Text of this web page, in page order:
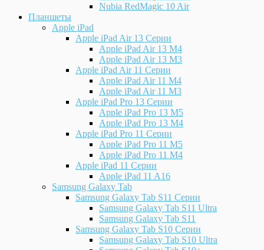
Nubia RedMagic 10 Air
Планшеты
Apple iPad
Apple iPad Air 13 Серии
Apple iPad Air 13 M4
Apple iPad Air 13 M3
Apple iPad Air 11 Серии
Apple iPad Air 11 M4
Apple iPad Air 11 M3
Apple iPad Pro 13 Серии
Apple iPad Pro 13 M5
Apple iPad Pro 13 M4
Apple iPad Pro 11 Серии
Apple iPad Pro 11 M5
Apple iPad Pro 11 M4
Apple iPad 11 Серии
Apple iPad 11 A16
Samsung Galaxy Tab
Samsung Galaxy Tab S11 Серии
Samsung Galaxy Tab S11 Ultra
Samsung Galaxy Tab S11
Samsung Galaxy Tab S10 Серии
Samsung Galaxy Tab S10 Ultra